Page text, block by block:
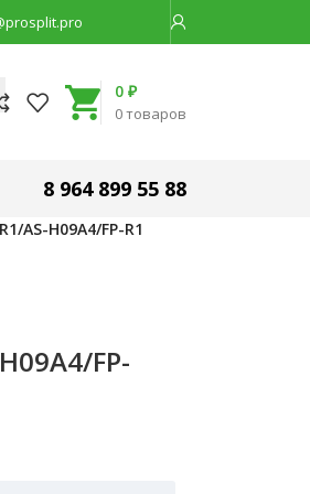
0товаров
0 ₽
8 964 899 55 88
AS-H09A4/FP-R1
FP-